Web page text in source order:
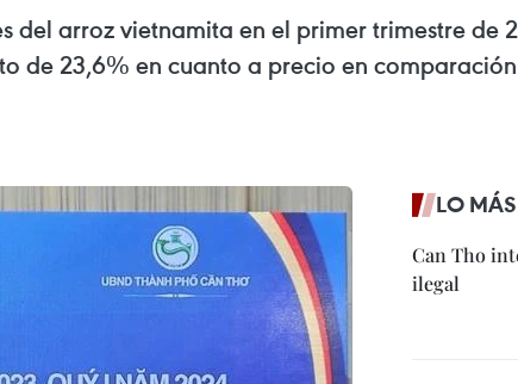
arroz vietnamita en el primer trimestre de
de 23,6% en cuanto a precio en
LO
Can Tho
ilegal